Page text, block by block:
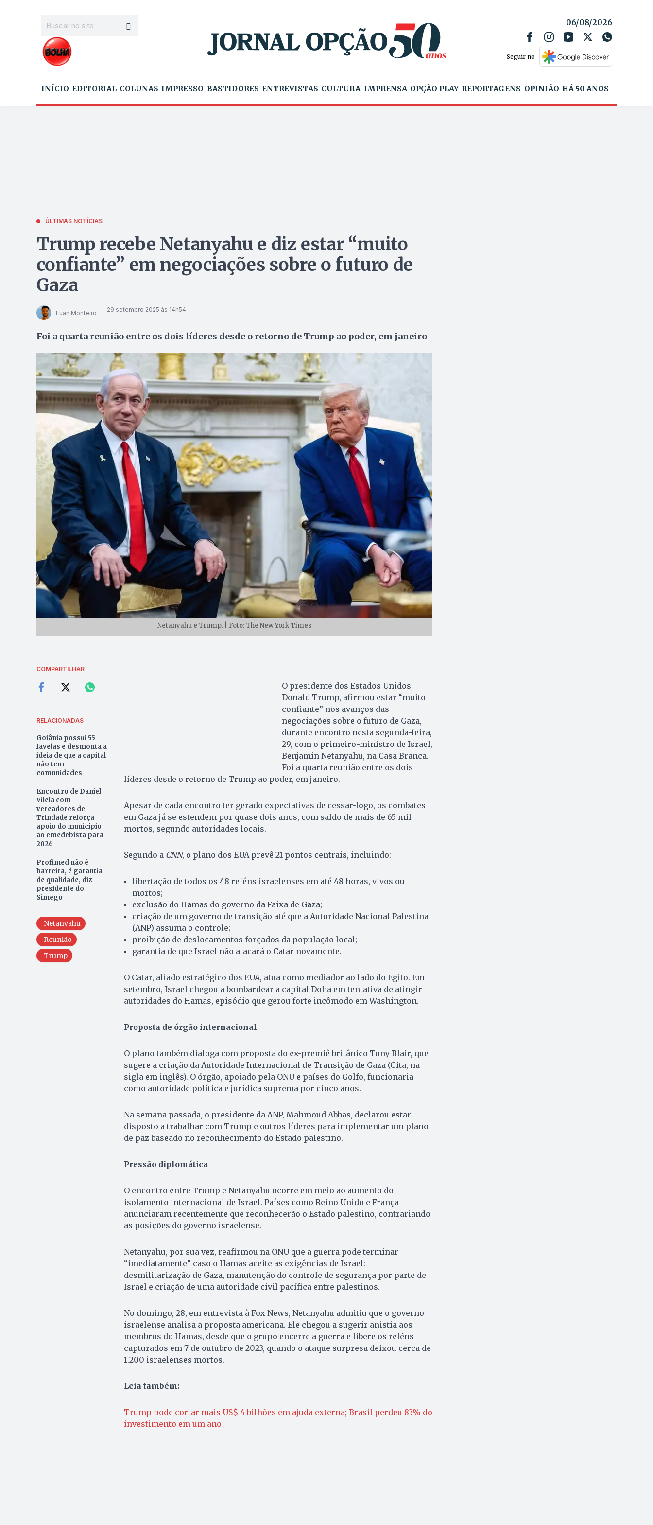
06/08/2026
Seguir no
INÍCIO EDITORIAL COLUNAS IMPRESSO BASTIDORES ENTREVISTAS CULTURA IMPRENSA OPÇÃO PLAY REPORTAGENS OPINIÃO HÁ 50 ANOS
ÚLTIMAS NOTÍCIAS
Trump recebe Netanyahu e diz estar “muito
confiante” em negociações sobre o futuro de
Gaza
Luan Monteiro 29 setembro 2025 às 14h54
Foi a quarta reunião entre os dois líderes desde o retorno de Trump ao poder, em janeiro
Netanyahu e Trump. | Foto: The New York Times
COMPARTILHAR
RELACIONADAS
Goiânia possui 55
favelas e desmonta a
ideia de que a capital
não tem
comunidades
Encontro de Daniel
Vilela com
vereadores de
Trindade reforça
apoio do município
ao emedebista para
2026
Profimed não é
barreira, é garantia
de qualidade, diz
presidente do
Simego
Netanyahu
Reunião
Trump
O presidente dos Estados Unidos,
Donald Trump, afirmou estar “muito
confiante” nos avanços das
negociações sobre o futuro de Gaza,
durante encontro nesta segunda-feira,
29, com o primeiro-ministro de Israel,
Benjamin Netanyahu, na Casa Branca.
Foi a quarta reunião entre os dois
líderes desde o retorno de Trump ao poder, em janeiro.
Apesar de cada encontro ter gerado expectativas de cessar-fogo, os combates
em Gaza já se estendem por quase dois anos, com saldo de mais de 65 mil
mortos, segundo autoridades locais.
Segundo a CNN, o plano dos EUA prevê 21 pontos centrais, incluindo:
libertação de todos os 48 reféns israelenses em até 48 horas, vivos ou
mortos;
exclusão do Hamas do governo da Faixa de Gaza;
criação de um governo de transição até que a Autoridade Nacional Palestina
(ANP) assuma o controle;
proibição de deslocamentos forçados da população local;
garantia de que Israel não atacará o Catar novamente.
O Catar, aliado estratégico dos EUA, atua como mediador ao lado do Egito. Em
setembro, Israel chegou a bombardear a capital Doha em tentativa de atingir
autoridades do Hamas, episódio que gerou forte incômodo em Washington.
Proposta de órgão internacional
O plano também dialoga com proposta do ex-premiê britânico Tony Blair, que
sugere a criação da Autoridade Internacional de Transição de Gaza (Gita, na
sigla em inglês). O órgão, apoiado pela ONU e países do Golfo, funcionaria
como autoridade política e jurídica suprema por cinco anos.
Na semana passada, o presidente da ANP, Mahmoud Abbas, declarou estar
disposto a trabalhar com Trump e outros líderes para implementar um plano
de paz baseado no reconhecimento do Estado palestino.
Pressão diplomática
O encontro entre Trump e Netanyahu ocorre em meio ao aumento do
isolamento internacional de Israel. Países como Reino Unido e França
anunciaram recentemente que reconhecerão o Estado palestino, contrariando
as posições do governo israelense.
Netanyahu, por sua vez, reafirmou na ONU que a guerra pode terminar
“imediatamente” caso o Hamas aceite as exigências de Israel:
desmilitarização de Gaza, manutenção do controle de segurança por parte de
Israel e criação de uma autoridade civil pacífica entre palestinos.
No domingo, 28, em entrevista à Fox News, Netanyahu admitiu que o governo
israelense analisa a proposta americana. Ele chegou a sugerir anistia aos
membros do Hamas, desde que o grupo encerre a guerra e libere os reféns
capturados em 7 de outubro de 2023, quando o ataque surpresa deixou cerca de
1.200 israelenses mortos.
Leia também:
Trump pode cortar mais US$ 4 bilhões em ajuda externa; Brasil perdeu 83% do
investimento em um ano